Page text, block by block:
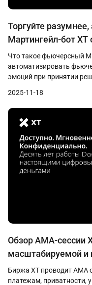
Торгуйте
Мартингейл-бот
ИИ‑торговли
Что такое фьючерсный
автоматизировать
эмоций при принятии
2025-11-18
Обзор AMA-сессии
масштабируемой и
Биржа XT проводит
платежам, приватности,